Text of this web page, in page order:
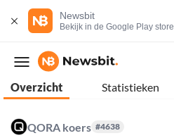
Newsbit
Bekijk in de Google Play store
Overzicht Statistieken
QORA koers #4638